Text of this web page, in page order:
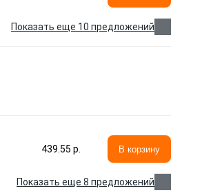
Показать еще 10 предложений
439.55 p. В корзину
Показать еще 8 предложений